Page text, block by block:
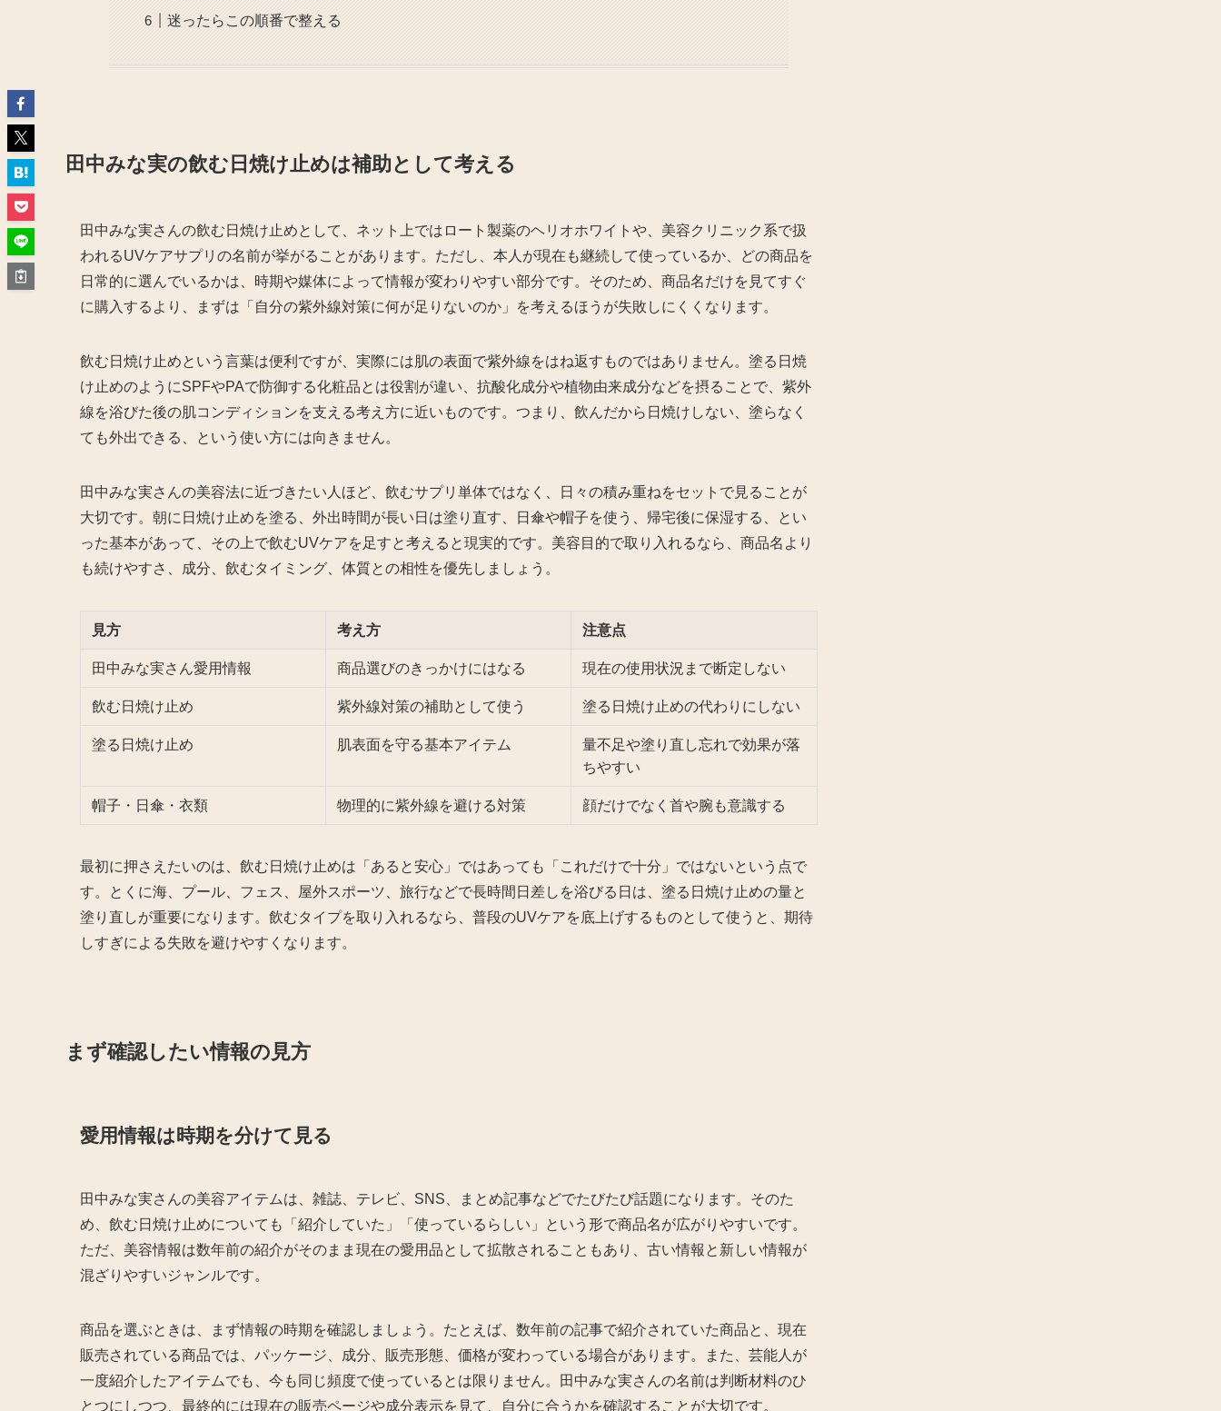
迷ったらこの順番で整える
田中みな実の飲む日焼け止めは補助として考える
田中みな実さんの飲む日焼け止めとして、ネット上ではロート製薬のヘリオホワイトや、美容クリニック系で扱
われるUVケアサプリの名前が挙がることがあります。ただし、本人が現在も継続して使っているか、どの商品を
日常的に選んでいるかは、時期や媒体によって情報が変わりやすい部分です。そのため、商品名だけを見てすぐ
に購入するより、まずは「自分の紫外線対策に何が足りないのか」を考えるほうが失敗しにくくなります。
飲む日焼け止めという言葉は便利ですが、実際には肌の表面で紫外線をはね返すものではありません。塗る日焼
け止めのようにSPFやPAで防御する化粧品とは役割が違い、抗酸化成分や植物由来成分などを摂ることで、紫外
線を浴びた後の肌コンディションを支える考え方に近いものです。つまり、飲んだから日焼けしない、塗らなく
ても外出できる、という使い方には向きません。
田中みな実さんの美容法に近づきたい人ほど、飲むサプリ単体ではなく、日々の積み重ねをセットで見ることが
大切です。朝に日焼け止めを塗る、外出時間が長い日は塗り直す、日傘や帽子を使う、帰宅後に保湿する、とい
った基本があって、その上で飲むUVケアを足すと考えると現実的です。美容目的で取り入れるなら、商品名より
も続けやすさ、成分、飲むタイミング、体質との相性を優先しましょう。
見方 考え方 注意点
田中みな実さん愛用情報 商品選びのきっかけにはなる 現在の使用状況まで断定しない
飲む日焼け止め 紫外線対策の補助として使う 塗る日焼け止めの代わりにしない
塗る日焼け止め 肌表面を守る基本アイテム
量不足や塗り直し忘れで効果が落
ちやすい
帽子・日傘・衣類 物理的に紫外線を避ける対策 顔だけでなく首や腕も意識する
最初に押さえたいのは、飲む日焼け止めは「あると安心」ではあっても「これだけで十分」ではないという点で
す。とくに海、プール、フェス、屋外スポーツ、旅行などで長時間日差しを浴びる日は、塗る日焼け止めの量と
塗り直しが重要になります。飲むタイプを取り入れるなら、普段のUVケアを底上げするものとして使うと、期待
しすぎによる失敗を避けやすくなります。
まず確認したい情報の見方
愛用情報は時期を分けて見る
田中みな実さんの美容アイテムは、雑誌、テレビ、SNS、まとめ記事などでたびたび話題になります。そのた
め、飲む日焼け止めについても「紹介していた」「使っているらしい」という形で商品名が広がりやすいです。
ただ、美容情報は数年前の紹介がそのまま現在の愛用品として拡散されることもあり、古い情報と新しい情報が
混ざりやすいジャンルです。
商品を選ぶときは、まず情報の時期を確認しましょう。たとえば、数年前の記事で紹介されていた商品と、現在
販売されている商品では、パッケージ、成分、販売形態、価格が変わっている場合があります。また、芸能人が
一度紹介したアイテムでも、今も同じ頻度で使っているとは限りません。田中みな実さんの名前は判断材料のひ
とつにしつつ、最終的には現在の販売ページや成分表示を見て、自分に合うかを確認することが大切です。